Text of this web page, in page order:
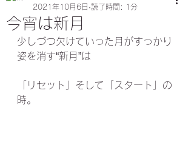
今宵は新月
2021年10月6日 読了時間: 1分
少しづつ欠けていった月がすっかり
姿を消す“新月”は
「リセット」そして「スタート」の
時。